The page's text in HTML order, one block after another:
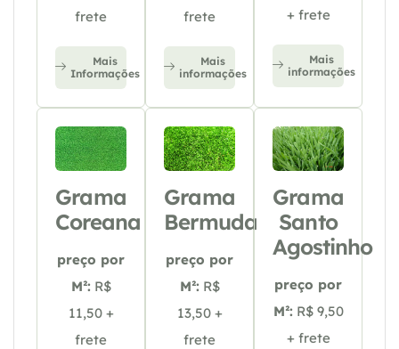
frete
Mais
Informações
frete
Mais
informações
+ frete
Mais
informações
Grama
Coreana
preço por
M²: R$
11,50 +
frete
Grama
Bermuda
preço por
M²: R$
13,50 +
frete
Grama
Santo
Agostinho
preço por
M²: R$ 9,50
+ frete